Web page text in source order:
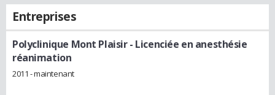
Entreprises
Polyclinique Mont Plaisir- Licenciée en anesthésie
réanimation
2011 - maintenant